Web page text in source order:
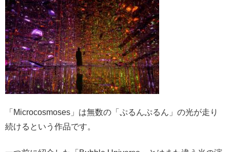
「Microcosmoses」は無数の「ぷるんぷるん」の光が走り
続けるという作品です。